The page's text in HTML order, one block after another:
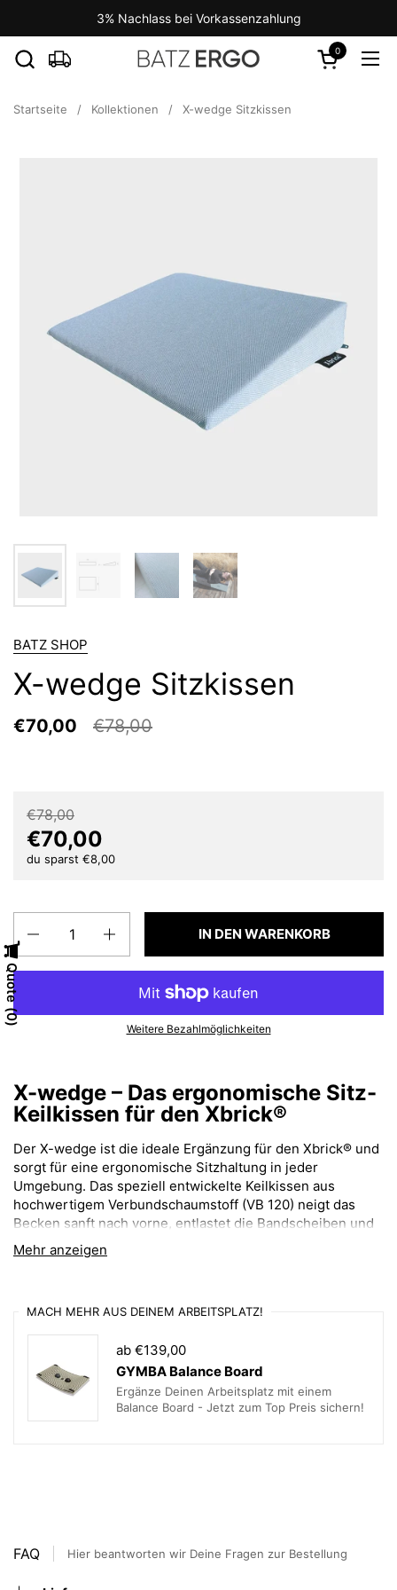
Zum Inhalt springen3% Nachlass bei Vorkassenzahlung
Warenkorb
0
Startseite / Kollektionen / X-wedge Sitzkissen
BATZ SHOP
X-wedge Sitzkissen
€70,00 €78,00
€70,00
€78,00
du sparst €8,00
IN DEN WARENKORB
Weitere Bezahlmöglichkeiten
Mehr anzeigen
X-wedge – Das ergonomische Sitz-
Keilkissen für den Xbrick®
Der X-wedge ist die ideale Ergänzung für den Xbrick® und
sorgt für eine ergonomische Sitzhaltung in jeder
Umgebung. Das speziell entwickelte Keilkissen aus
hochwertigem Verbundschaumstoff (VB 120) neigt das
Becken sanft nach vorne, entlastet die Bandscheiben und
unterstützt eine natürliche, aufrechte Sitzposition –
perfekt für den Alltag, das Büro oder den Lernbereich.
Ergonomisch, kompakt & vielseitig
einsetzbar
Mit seinen kompakten Maßen von 250 x 333 mm passt der
X-wedge perfekt auf die kleinste Fläche des Xbrick® und
ermöglicht vielseitige Sitzpositionen. Ob im Homeoffice, in
der Schule, im Büro oder für kreatives Arbeiten – das
Ergonomisches Sitzen im Büro oder Homeoffice –
MACH MEHR AUS DEINEM ARBEITSPLATZ!
ab €139,00
GYMBA Balance Board
Ergänze Deinen Arbeitsplatz mit einem
Balance Board - Jetzt zum Top Preis sichern!
FAQ Hier beantworten wir Deine Fragen zur Bestellung
Quote
0